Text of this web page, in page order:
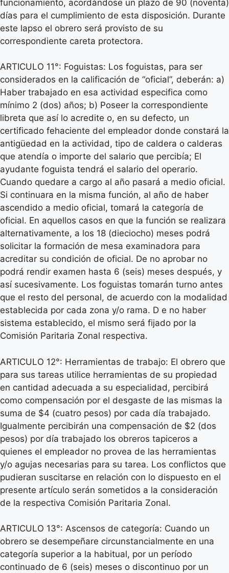
funcionamiento, acordándose un plazo de 90 (noventa)
días para el cumplimiento de esta disposición. Durante
este lapso el obrero será provisto de su
correspondiente careta protectora.
ARTICULO 11°: Foguistas: Los foguistas, para ser
considerados en la calificación de “oficial”, deberán: a)
Haber trabajado en esa actividad especifica como
mínimo 2 (dos) años; b) Poseer la correspondiente
libreta que así lo acredite o, en su defecto, un
certificado fehaciente del empleador donde constará la
antigüedad en la actividad, tipo de caldera o calderas
que atendía o importe del salario que percibía; El
ayudante foguista tendrá el salario del operario.
Cuando quedare a cargo al año pasará a medio oficial.
Si continuara en la misma función, al año de haber
ascendido a medio oficial, tomará la categoría de
oficial. En aquellos casos en que la función se realizara
alternativamente, a los 18 (dieciocho) meses podrá
solicitar la formación de mesa examinadora para
acreditar su condición de oficial. De no aprobar no
podrá rendir examen hasta 6 (seis) meses después, y
así sucesivamente. Los foguistas tomarán turno antes
que el resto del personal, de acuerdo con la modalidad
establecida por cada zona y/o rama. D e no haber
sistema establecido, el mismo será fijado por la
Comisión Paritaria Zonal respectiva.
ARTICULO 12°: Herramientas de trabajo: El obrero que
para sus tareas utilice herramientas de su propiedad
en cantidad adecuada a su especialidad, percibirá
como compensación por el desgaste de las mismas la
suma de $4 (cuatro pesos) por cada día trabajado.
Igualmente percibirán una compensación de $2 (dos
pesos) por día trabajado los obreros tapiceros a
quienes el empleador no provea de las herramientas
y/o agujas necesarias para su tarea. Los conflictos que
pudieran suscitarse en relación con lo dispuesto en el
presente artículo serán sometidos a la consideración
de la respectiva Comisión Paritaria Zonal.
ARTICULO 13°: Ascensos de categoría: Cuando un
obrero se desempeñare circunstancialmente en una
categoría superior a la habitual, por un período
continuado de 6 (seis) meses o discontinuo por un